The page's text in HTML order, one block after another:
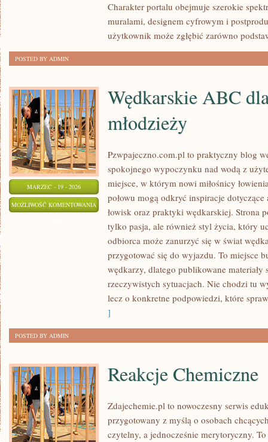
Charakter portalu obejmuje szerokie
muralami, designem cyfrowym i
użytkownik może zgłębić zarówno
POSTED BY ADMIN
MARZEC - 19 - 2026
MOŻLIWOŚĆ KOMENTOWANIA WĘDKARSKIE
Wędkarskie ABC
młodzieży
Pzwpajeczno.com.pl to praktyczny blog
spokojnego wypoczynku nad wodą z
miejsce, w którym nowi miłośnicy
połowu mogą odkryć inspiracje
łowisk oraz praktyki wędkarskiej. Strona
tylko pasja, ale również styl życia, który
odbiorca może zanurzyć się w świat
przygotować się do wyjazdu. To miejsce
wędkarzy, dlatego publikowane materiały
rzeczywistych sytuacjach. Nie chodzi tu
lecz o konkretne podpowiedzi, które
]
POSTED BY ADMIN
Reakcje Chemiczne
Zdajechemie.pl to nowoczesny serwis
przygotowany z myślą o osobach
czytelny, a jednocześnie merytoryczny.